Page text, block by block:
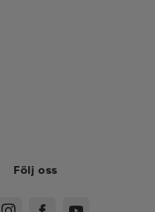
Följ oss